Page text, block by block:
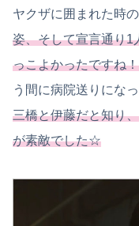
ヤクザに囲まれた時
姿、そして宣言通り1
っこよかったですね
う間に病院送りにな
三橋と伊藤だと知り
が素敵でした☆